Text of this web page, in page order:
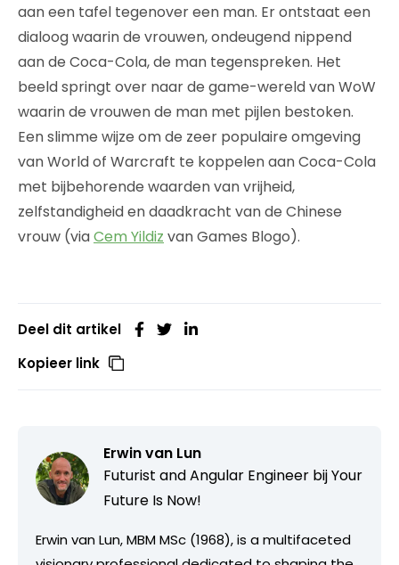
aan een tafel tegenover een man. Er ontstaat een
dialoog waarin de vrouwen, ondeugend nippend
aan de Coca-Cola, de man tegenspreken. Het
beeld springt over naar de game-wereld van WoW
waarin de vrouwen de man met pijlen bestoken.
Een slimme wijze om de zeer populaire omgeving
van World of Warcraft te koppelen aan Coca-Cola
met bijbehorende waarden van vrijheid,
zelfstandigheid en daadkracht van de Chinese
vrouw (viaCem Yildiz van Games Blogo).
Deel dit artikel
Kopieer link
Erwin van Lun
Futurist and Angular Engineer bijYour
Future Is Now!
Erwin van Lun, MBM MSc (1968), is a multifaceted